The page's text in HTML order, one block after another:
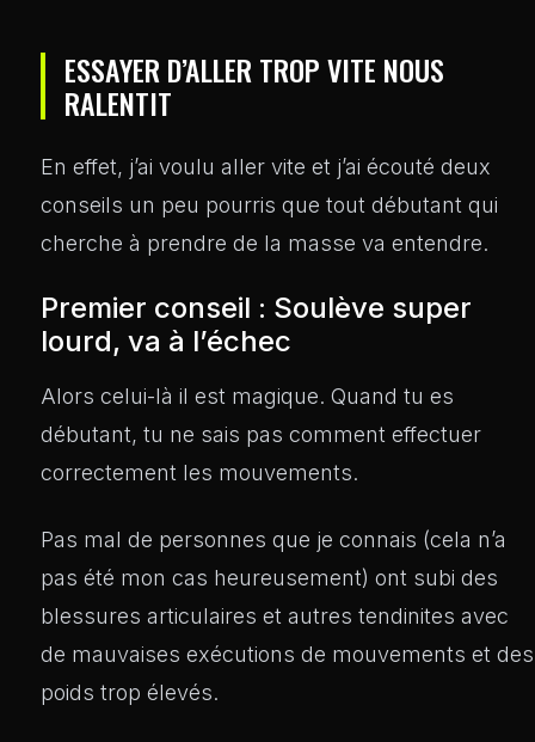
ESSAYER D’ALLER TROP VITE NOUS
RALENTIT
En effet, j’ai voulu aller vite et j’ai écouté deux
conseils un peu pourris que tout débutant qui
cherche à prendre de la masse va entendre.
Premier conseil : Soulève super
lourd, va à l’échec
Alors celui-là il est magique. Quand tu es
débutant, tu ne sais pas comment effectuer
correctement les mouvements.
Pas mal de personnes que je connais (cela n’a
pas été mon cas heureusement) ont subi des
blessures articulaires et autres tendinites avec
de mauvaises exécutions de mouvements et des
poids trop élevés.